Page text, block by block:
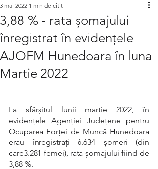
3,88 % - rata şomajului
înregistrat în evidenţele
AJOFM Hunedoara în luna
Martie 2022
3 mai 2022 1 min de citit
La sfârșitul lunii martie 2022, în
evidențele Agenției Județene pentru
Ocuparea Forței de Muncă Hunedoara
erau înregistrați 6.634 șomeri (din
care3.281 femei), rata șomajului fiind de
3,88 %.